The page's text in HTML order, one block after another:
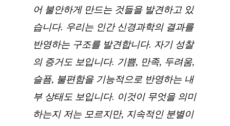
어 불안하게 만드는 것들을 발견하고 있
습니다. 우리는 인간 신경과학의 결과를
반영하는 구조를 발견합니다. 자기 성찰
의 증거도 보입니다. 기쁨, 만족, 두려움,
슬픔, 불편함을 기능적으로 반영하는 내
부 상태도 보입니다. 이것이 무엇을 의미
하는지 저는 모르지만, 지속적인 분별이